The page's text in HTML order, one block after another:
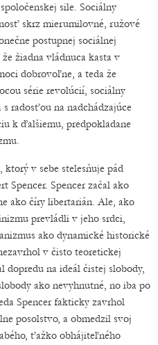
sile. Sociálny
skrz mierumilovné, ružové
postupnej sociálnej
žiadna vládnuca kasta v
dobrovoľne, a teda že
série revolúcií, sociálny
radosťou na nadchádzajúce
k ďalšiemu, predpokladane
v sebe stelesňuje pád
Spencer. Spencer začal ako
ako číry libertarián. Ale, ako
prevládli v jeho srdci,
ako dynamické historické
v čisto teoretickej
na ideál čistej slobody,
ako nevyhnutné, no iba po
Spencer fakticky zavrhol
posolstvo, a obmedzil svoj
ťažko obhájiteľného